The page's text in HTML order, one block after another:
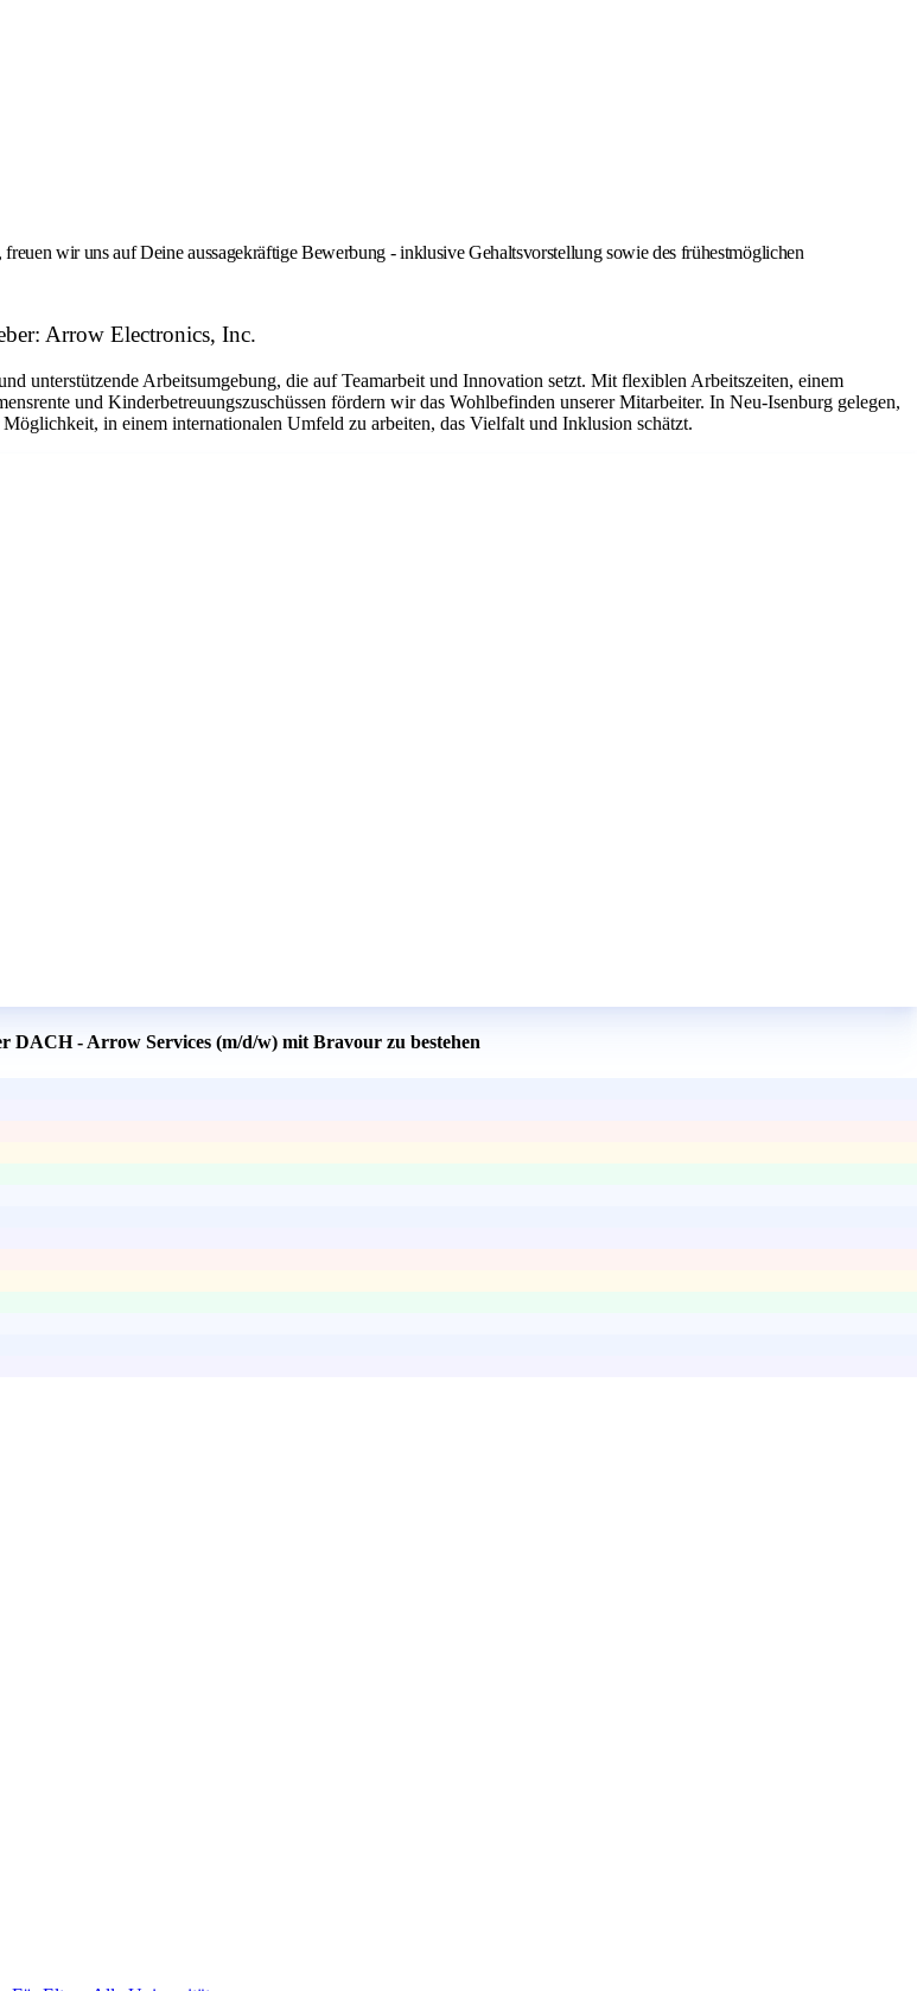
wir uns auf Deine aussagekräftige Bewerbung - inklusive Gehaltsvorstellung sowie des frühestmöglichen
Arrow Electronics, Inc.
unterstützende Arbeitsumgebung, die auf Teamarbeit und Innovation setzt. Mit flexiblen Arbeitszeiten, einem
und Kinderbetreuungszuschüssen fördern wir das Wohlbefinden unserer Mitarbeiter. In Neu-Isenburg gelegen,
in einem internationalen Umfeld zu arbeiten, das Vielfalt und Inklusion schätzt.
DACH - Arrow Services (m/d/w) mit Bravour zu bestehen